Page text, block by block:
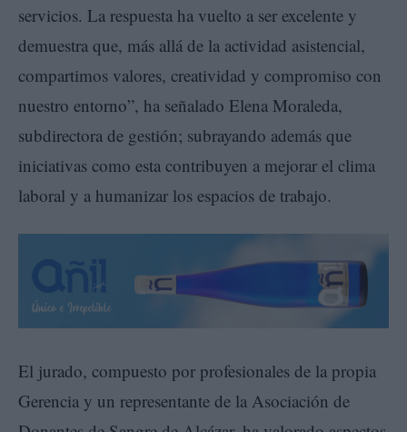
servicios. La respuesta ha vuelto a ser excelente y
demuestra que, más allá de la actividad asistencial,
compartimos valores, creatividad y compromiso con
nuestro entorno”, ha señalado Elena Moraleda,
subdirectora de gestión; subrayando además que
iniciativas como esta contribuyen a mejorar el clima
laboral y a humanizar los espacios de trabajo.
El jurado, compuesto por profesionales de la propia
Gerencia y un representante de la Asociación de